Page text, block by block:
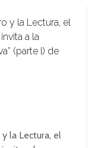
y la Lectura, el
a la
(parte l) de
la Lectura, el